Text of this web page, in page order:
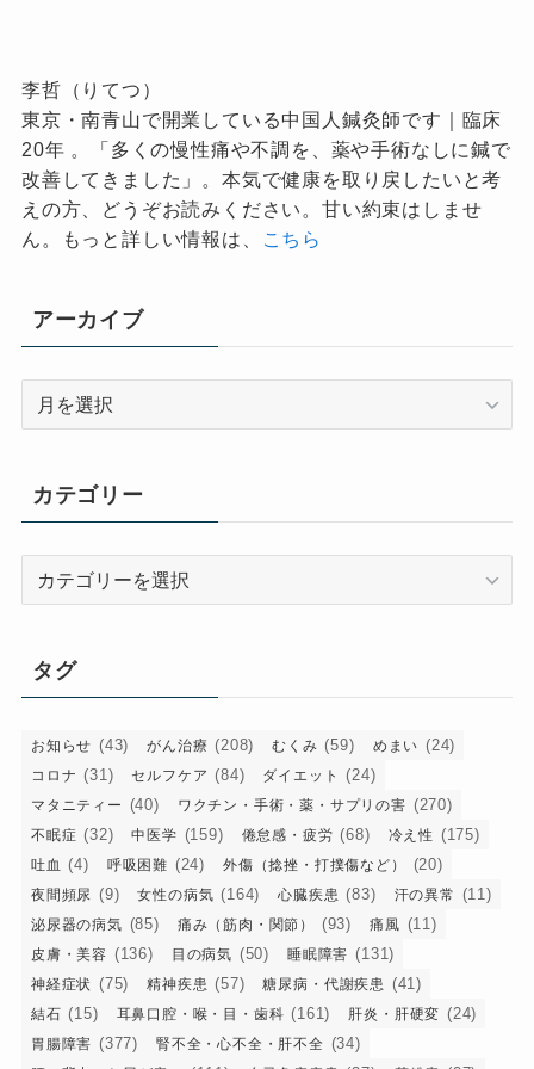
李哲（りてつ）
東京・南青山で開業している中国人鍼灸師です｜臨床
20年 。「多くの慢性痛や不調を、薬や手術なしに鍼で
改善してきました」。本気で健康を取り戻したいと考
えの方、どうぞお読みください。甘い約束はしませ
ん。もっと詳しい情報は、
こちら
アーカイブ
ブ
カテゴリー
ー
タグ
お知らせ (43) がん治療 (208) むくみ (59) めまい (24)
コロナ (31) セルフケア (84) ダイエット (24)
マタニティー (40) ワクチン・手術・薬・サプリの害 (270)
不眠症 (32) 中医学 (159) 倦怠感・疲労 (68) 冷え性 (175)
吐血 (4) 呼吸困難 (24) 外傷（捻挫・打撲傷など） (20)
夜間頻尿 (9) 女性の病気 (164) 心臓疾患 (83) 汗の異常 (11)
泌尿器の病気 (85) 痛み（筋肉・関節） (93) 痛風 (11)
皮膚・美容 (136) 目の病気 (50) 睡眠障害 (131)
神経症状 (75) 精神疾患 (57) 糖尿病・代謝疾患 (41)
結石 (15) 耳鼻口腔・喉・目・歯科 (161) 肝炎・肝硬変 (24)
胃腸障害 (377) 腎不全・心不全・肝不全 (34)